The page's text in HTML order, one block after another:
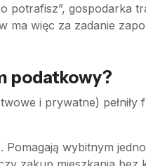
potrafisz”, gospodarka
ma więc za zadanie
podatkowy?
i prywatne)
Pomagają wybitnym